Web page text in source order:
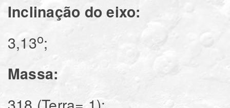
Inclinação do eixo:
3,13o;
Massa: